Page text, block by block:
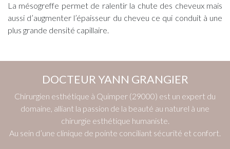
La mésogreffe permet de ralentir la chute des cheveux mais
aussi d’augmenter l’épaisseur du cheveu ce qui conduit à une
plus grande densité capillaire.
DOCTEUR YANN GRANGIER
Chirurgien esthétique à Quimper (29000) est un expert du
domaine, alliant la passion de la beauté au naturel à une
chirurgie esthétique humaniste.
Au sein d’une clinique de pointe conciliant sécurité et confort.